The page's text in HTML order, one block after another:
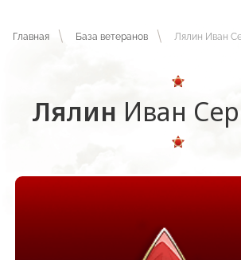
Главная База ветеранов Лялин Иван
Лялин Иван